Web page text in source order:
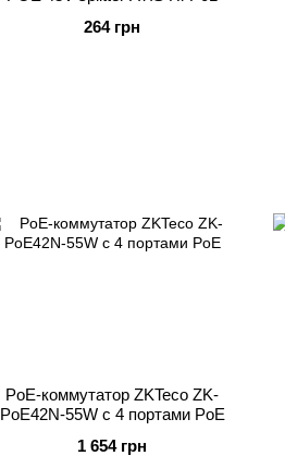
264 грн
PoE-коммутатор ZKTeco ZK-
PoE42N-55W с 4 портами PoE
1 654 грн